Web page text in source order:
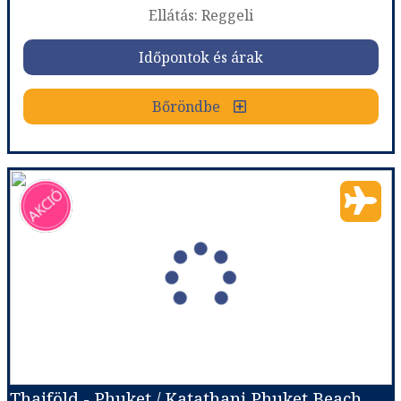
Időpontok és árak
Bőröndbe
Ellátás: Reggeli
Időpontok és árak
Bőröndbe
Thaiföld - Phuket / Crest Resort & Pool Villas *****
Város:Phuket
Utazás módja: Repülővel
Ellátás: Reggeli
Szálláskategória:Hotel *****
Szobatípus: Kétágyas szoba